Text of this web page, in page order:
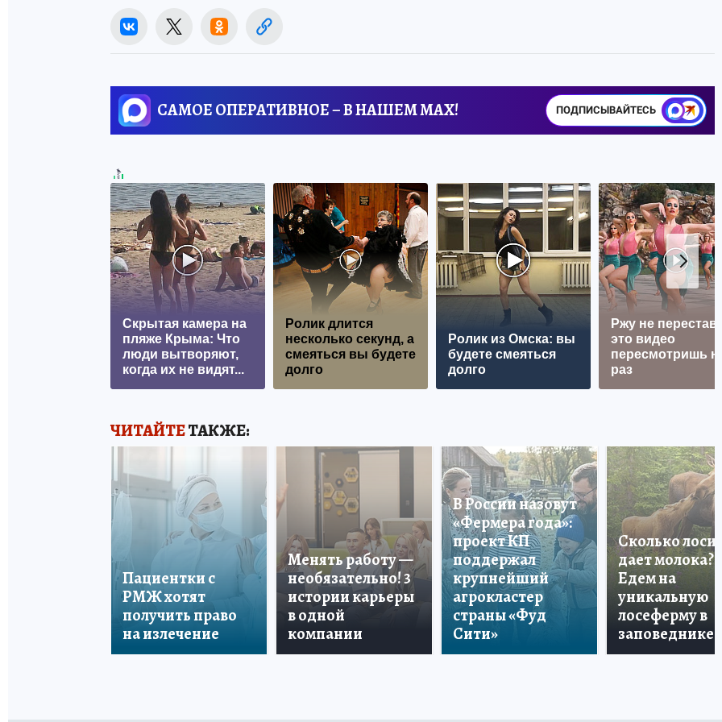
САМОЕ ОПЕРАТИВНОЕ – В НАШЕМ MAX! ПОДПИСЫВАЙТЕСЬ
Скрытая камера на
пляже Крыма: Что
люди вытворяют,
когда их не видят...
Ролик длится
несколько секунд, а
смеяться вы будете
долго
Ролик из Омска: вы
будете смеяться
долго
Ржу не
это видео
пересмотришь не
раз
ЧИТАЙТЕТАКЖЕ:
Пациентки с
РМЖ хотят
получить право
на излечение
Менять работу —
необязательно! 3
истории карьеры
в одной
компании
В России назовут
«Фермера года»:
проект КП
поддержал
крупнейший
агрокластер
страны «Фуд
Сити»
Сколько лосиха
дает молока?
Едем на
уникальную
лосеферму в
заповеднике!